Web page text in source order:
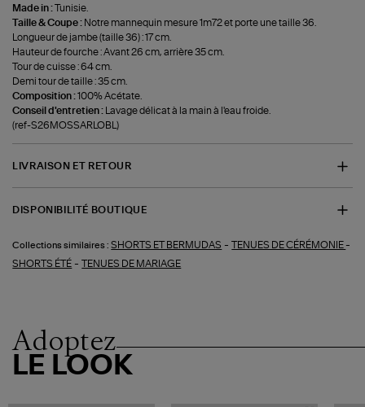
Made in :
Tunisie.
Taille & Coupe : Notre mannequin mesure 1m72 et porte une taille 36.
Longueur de jambe (taille 36) : 17 cm.
Hauteur de fourche : Avant 26 cm, arrière 35 cm.
Tour de cuisse : 64 cm.
Demi tour de taille : 35 cm.
Composition :100% Acétate.
Conseil d'entretien : Lavage délicat à la main à l'eau froide.
(ref-S26MOSSARLOBL)
LIVRAISON ET RETOUR
DISPONIBILITÉ BOUTIQUE
Collections similaires : SHORTS ET BERMUDAS -TENUES DE CÉRÉMONIE -
SHORTS ÉTÉ -TENUES DE MARIAGE
Adoptez
LE LOOK